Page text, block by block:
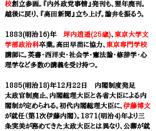
校創立参画。『内外政党事情』発刊も、翌年廃刊。
越後に戻り、『高田新聞』立ち上げ。論弁を振るう。
1883(明治16)年 坪内逍遥(25歳)、 東京大学文
学部政治科卒業。​ 高田早苗に協力、 東京専門学校
講師に。英書・西洋史・社会学・憲法論・修辞学・心
理学など多数の講義を受け持つ​。
1885(明治18)年12月22日 内閣制度発足
太政官制廃止、内閣総理大臣と各省大臣による内
閣制が定められる。初代内閣総理大臣に、 伊藤博文
が就任（第1次伊藤内閣）。1871(明治4)年より三
条実美が務めてきた太政大臣とは異なり、公卿が就